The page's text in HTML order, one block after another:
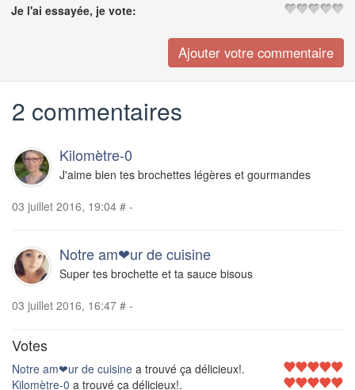
Je l'ai essayée, je vote:
2 commentaires
Kilomètre-0
J'aime bien tes brochettes légères et gourmandes
03 juillet 2016, 19:04 # -
Notre am❤ur de cuisine
Super tes brochette et ta sauce bisous
03 juillet 2016, 16:47 # -
Votes
Notre am❤ur de cuisine a trouvé ça délicieux!.
Kilomètre-0 a trouvé ça délicieux!.